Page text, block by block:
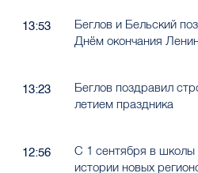
13:53
Беглов и Бельский
Днём окончания
13:23
Беглов поздравил
летием праздника
12:56
С 1 сентября в школы
истории новых